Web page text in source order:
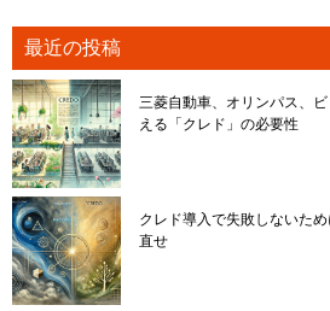
最近の投稿
三菱自動車、オリンパス、
える「クレド」の必要性
クレド導入で失敗しないた
直せ